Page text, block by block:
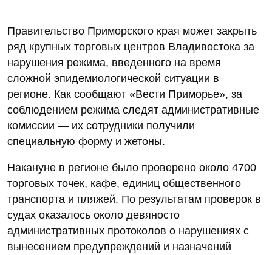
Правительство Приморского края может закрыть
ряд крупных торговых центров Владивостока за
нарушения режима, введенного на время
сложной эпидемиологической ситуации в
регионе. Как сообщают «Вести Приморье», за
соблюдением режима следят административные
комиссии — их сотрудники получили
специальную форму и жетоны.
Накануне в регионе было проверено около 4700
торговых точек, кафе, единиц общественного
транспорта и пляжей. По результатам проверок в
судах оказалось около девяносто
административных протоколов о нарушениях с
вынесением предупреждений и назначений